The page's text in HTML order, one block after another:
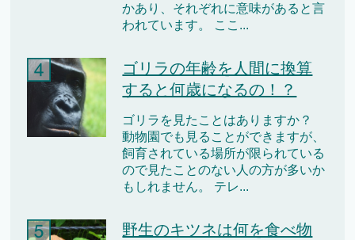
かあり、それぞれに意味があると言
われています。 ここ...
ゴリラの年齢を人間に換算
すると何歳になるの！？
ゴリラを見たことはありますか？
動物園でも見ることができますが、
飼育されている場所が限られている
ので見たことのない人の方が多いか
もしれません。 テレ...
野生のキツネは何を食べ物